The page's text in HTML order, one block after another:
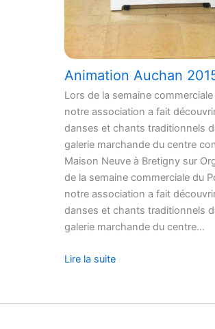
Animation Auchan
Lors de la semaine
notre association a fait
danses et chants traditionnels
galerie marchande du centre
Maison Neuve à Bretigny sur
de la semaine commerciale du
notre association a fait
danses et chants traditionnels
galerie marchande du centre…
Lire la suite